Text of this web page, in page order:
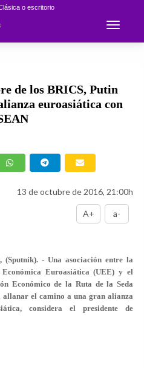
o escritorio
Toggle
de los BRICS, Putin
euroasiática con
13 de octubre de 2016, 21:00h
A+ a-
(Sputnik). - Una asociación entre la
Económica Euroasiática (UEE) y el
Económico de la Ruta de la Seda
allanar el camino a una gran alianza
considera el presidente de